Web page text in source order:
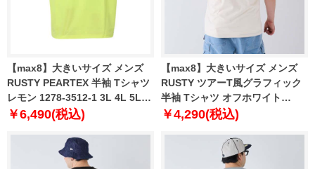
【max8】大きいサイズ メンズ
RUSTY PEARTEX 半袖 Tシャツ
レモン 1278-3512-1 3L 4L 5L
6L 8L
￥6,490(税込)
【max8】大きいサイズ メンズ
RUSTY ツアーT風グラフィック
半袖 Tシャツ オフホワイト
1278-4276-1 3L 4L 5L 6L 8L
￥4,290(税込)